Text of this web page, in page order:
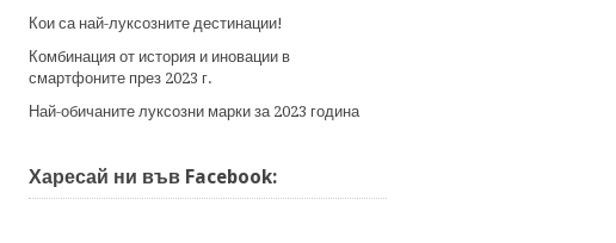
Кои са най-луксозните дестинации!
Комбинация от история и иновации в
смартфоните през 2023 г.
Най-обичаните луксозни марки за 2023 година
Харесай ни във Facebook: